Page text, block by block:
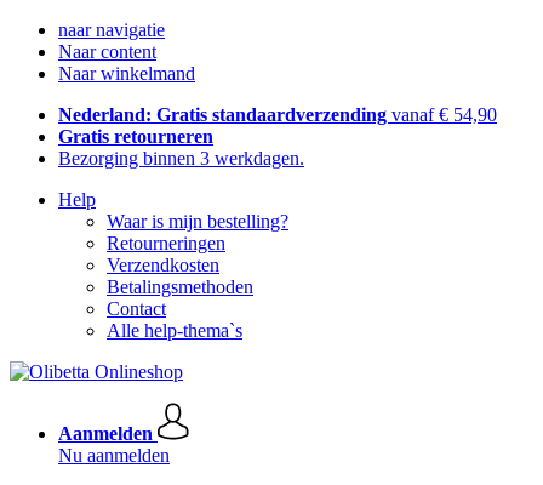
naar navigatie
Naar content
Naar winkelmand
Nederland: Gratis standaardverzending vanaf € 54,90
Gratis retourneren
Bezorging binnen 3 werkdagen.
Help
Waar is mijn bestelling?
Retourneringen
Verzendkosten
Betalingsmethoden
Contact
Alle help-thema`s
Aanmelden
Nu aanmelden